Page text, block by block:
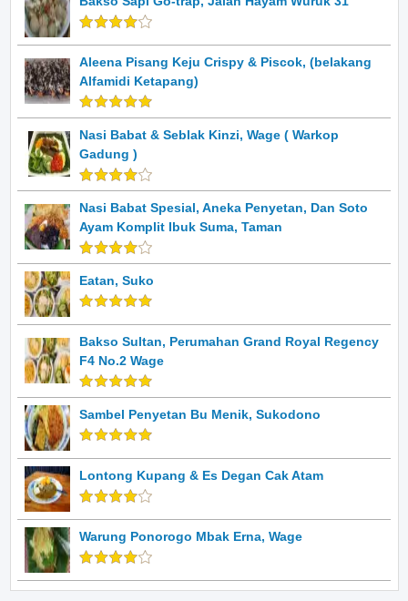
Aleena Pisang Keju Crispy & Piscok, (belakang
Alfamidi Ketapang)
Nasi Babat & Seblak Kinzi, Wage ( Warkop
Gadung )
Nasi Babat Spesial, Aneka Penyetan, Dan Soto
Ayam Komplit Ibuk Suma, Taman
Eatan, Suko
Bakso Sultan, Perumahan Grand Royal Regency
F4 No.2 Wage
Sambel Penyetan Bu Menik, Sukodono
Lontong Kupang & Es Degan Cak Atam
Warung Ponorogo Mbak Erna, Wage